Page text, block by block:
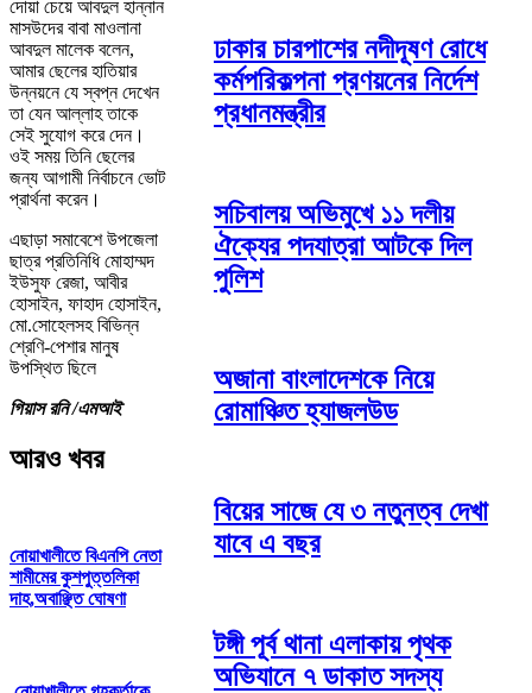
দোয়া চেয়ে আবদুল হান্নান
মাসউদের বাবা মাওলানা
আবদুল মালেক বলেন,
আমার ছেলের হাতিয়ার
উন্নয়নে যে স্বপ্ন দেখেন
তা যেন আল্লাহ তাকে
সেই সুযোগ করে দেন।
ওই সময় তিনি ছেলের
জন্য আগামী নির্বাচনে ভোট
প্রার্থনা করেন।
এছাড়া সমাবেশে উপজেলা
ছাত্র প্রতিনিধি মোহাম্মদ
ইউসুফ রেজা, আবীর
হোসাইন, ফাহাদ হোসাইন,
মো.সোহেলসহ বিভিন্ন
শ্রেণি-পেশার মানুষ
উপস্থিত ছিলে
গিয়াস রনি /এমআই
আরও খবর
নোয়াখালীতে বিএনপি নেতা
শামীমের কুশপুত্তলিকা
দাহ,অবাঞ্ছিত ঘোষণা
ঢাকার চারপাশের নদীদূষণ রোধে
কর্মপরিকল্পনা প্রণয়নের নির্দেশ
প্রধানমন্ত্রীর
সচিবালয় অভিমুখে ১১ দলীয়
ঐক্যের পদযাত্রা আটকে দিল
পুলিশ
অজানা বাংলাদেশকে নিয়ে
রোমাঞ্চিত হ্যাজলউড
বিয়ের সাজে যে ৩ নতুনত্ব দেখা
যাবে এ বছর
টঙ্গী পূর্ব থানা এলাকায় পৃথক
অভিযানে ৭ ডাকাত সদস্য